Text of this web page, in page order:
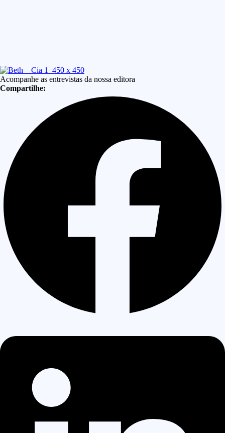
Acompanhe as entrevistas da nossa editora
Compartilhe: